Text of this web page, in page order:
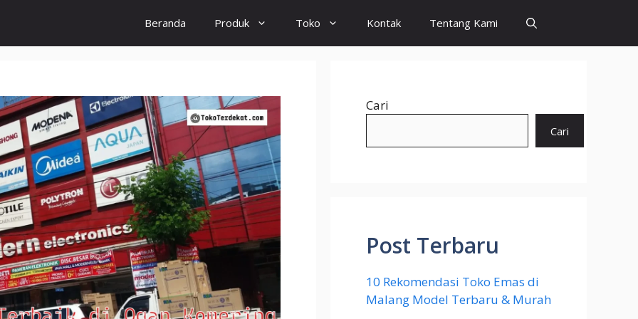
Beranda Produk Toko Kontak Tentang Kami
Cari
Cari
Post Terbaru
10 Rekomendasi Toko Emas di
Malang Model Terbaru & Murah